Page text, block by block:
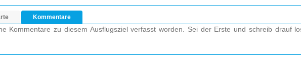
Kommentare
Kommentare zu diesem Ausflugsziel verfasst worden. Sei der Erste und schreib drauf